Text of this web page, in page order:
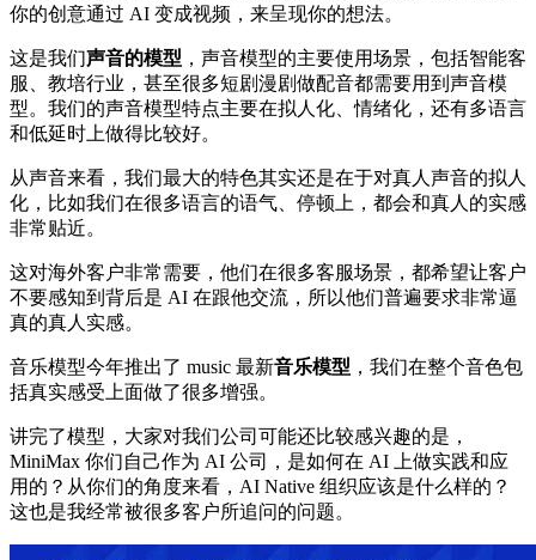
你的创意通过 AI 变成视频，来呈现你的想法。
这是我们声音的模型 ，声音模型的主要使用场景，包括智能客
服、教培行业，甚至很多短剧漫剧做配音都需要用到声音模
型。我们的声音模型特点主要在拟人化、情绪化，还有多语言
和低延时上做得比较好。
从声音来看，我们最大的特色其实还是在于对真人声音的拟人
化，比如我们在很多语言的语气、停顿上，都会和真人的实感
非常贴近。
这对海外客户非常需要，他们在很多客服场景，都希望让客户
不要感知到背后是 AI 在跟他交流，所以他们普遍要求非常逼
真的真人实感。
音乐模型今年推出了 music 最新音乐模型 ，我们在整个音色包
括真实感受上面做了很多增强。
讲完了模型，大家对我们公司可能还比较感兴趣的是，
MiniMax 你们自己作为 AI 公司，是如何在 AI 上做实践和应
用的？从你们的角度来看，AI Native 组织应该是什么样的？
这也是我经常被很多客户所追问的问题。